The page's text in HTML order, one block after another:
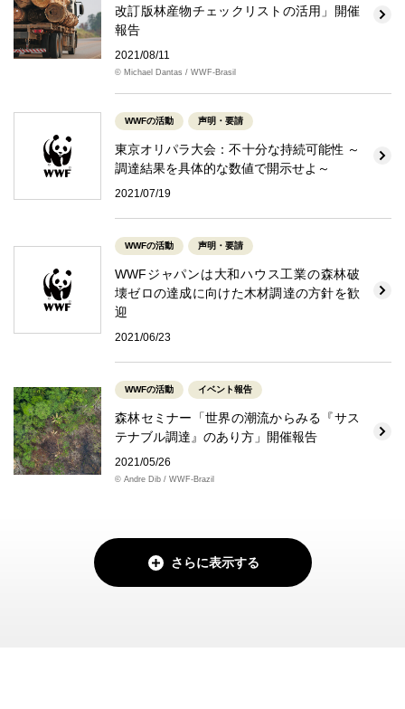
改訂版林産物チェックリストの活用」開催
報告
2021/08/11
© Michael Dantas / WWF-Brasil
WWFの活動 声明・要請
東京オリパラ大会：不十分な持続可能性 ～
調達結果を具体的な数値で開示せよ～
2021/07/19
WWFの活動 声明・要請
WWFジャパンは大和ハウス工業の森林破
壊ゼロの達成に向けた木材調達の方針を歓
迎
2021/06/23
WWFの活動 イベント報告
森林セミナー「世界の潮流からみる『サス
テナブル調達』のあり方」開催報告
2021/05/26
© Andre Dib / WWF-Brazil
さらに表示する